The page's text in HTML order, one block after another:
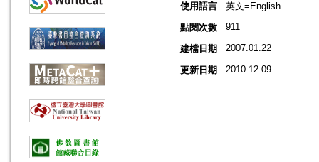
使用語言
英文=English
點閱次數
911
建檔日期 2007.01.22
更新日期 2010.12.09